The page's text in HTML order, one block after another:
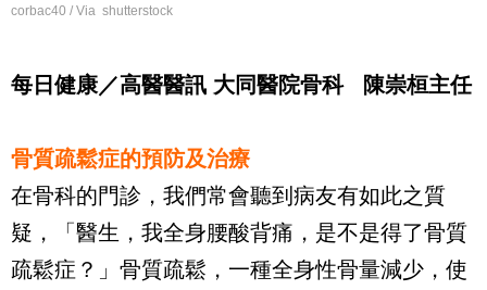
corbac40 / Via shutterstock
每日健康／高醫醫訊 大同醫院骨科 陳崇桓主任
骨質疏鬆症的預防及治療
在骨科的門診，我們常會聽到病友有如此之質
疑，「醫生，我全身腰酸背痛，是不是得了骨質
疏鬆症？」骨質疏鬆，一種全身性骨量減少，使